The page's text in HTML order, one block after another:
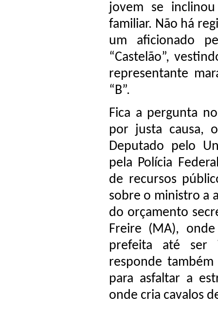
jovem se
familiar. Não há
um aficionado
“Castelão”,
representante
“B”.
Fica a pergunta
por justa causa,
Deputado pelo
pela Polícia
de recursos
sobre o ministro a
do orçamento
Freire (MA),
prefeita até ser
responde
para asfaltar a
onde cria cavalos